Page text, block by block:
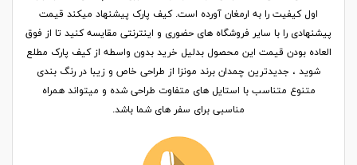
اول کیفیت را به ارمغان آورده است. کیف پارک پیشنهاد میکند قیمت
پیشنهادی را با سایر فروشگاه های حضوری و اینترنتی مقایسه کنید تا از فوق
العاده بودن قیمت این محصول بدلیل خرید بدون واسطه از کیف پارک مطلع
شوید ، جدیدترین چمدان برند مونزا از طراحی خاص و زیبا در رنگ بندی
متنوع متناسب با استایل های متفاوت طراحی شده و میتواند همراه
مناسبی برای سفر های شما باشد.